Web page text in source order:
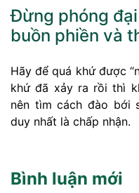
Đừng phóng
buồn phiền và
Hãy để quá khứ được
khứ đã xảy ra rồi thì
nên tìm cách đào bới
duy nhất là chấp nhận.
Bình luận mới